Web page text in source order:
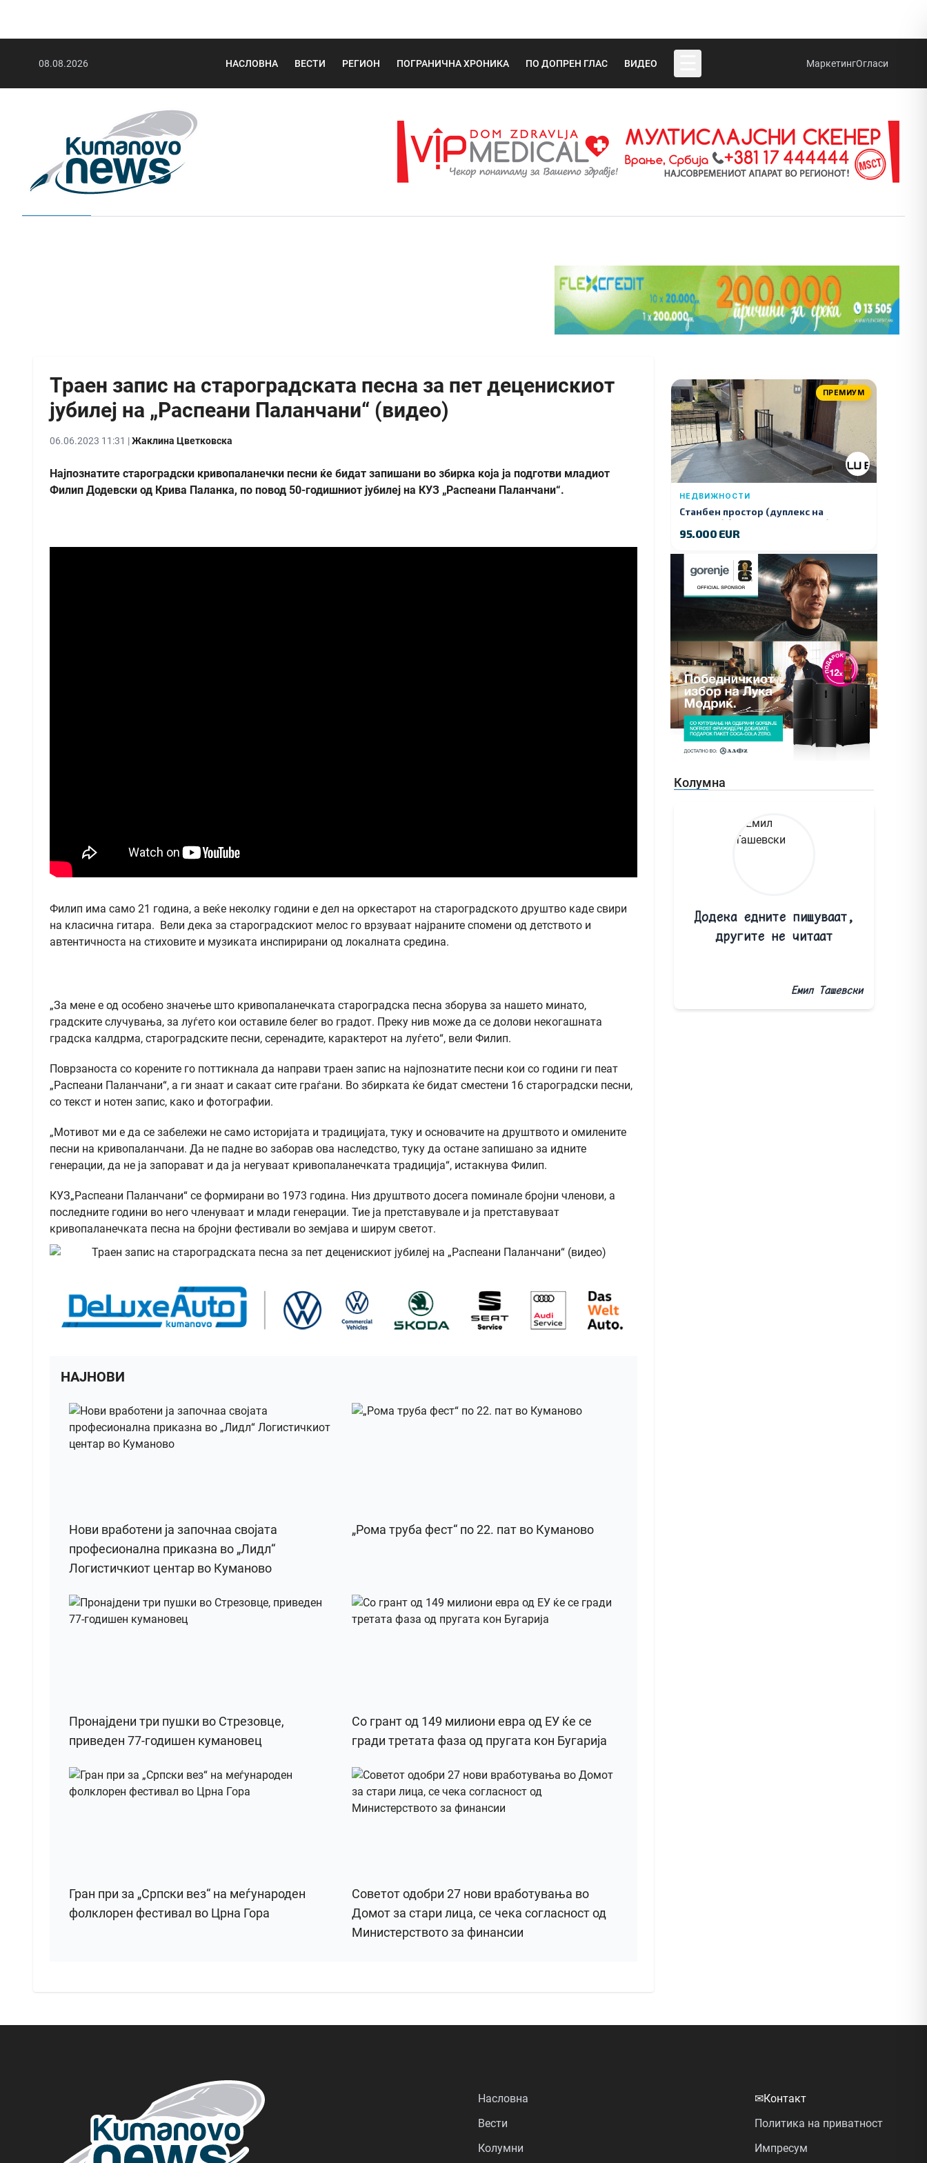
08.08.2026 НАСЛОВНА ВЕСТИ РЕГИОН ПОГРАНИЧНА ХРОНИКА ПО ДОПРЕН ГЛАС ВИДЕО МаркетингОгласи
Траен запис на староградската песна за пет деценискиот
јубилеј на „Распеани Паланчани“ (видео)
06.06.2023 11:31 |Жаклина Цветковска
Најпознатите староградски кривопаланечки песни ќе бидат запишани во збирка која ја подготви младиот
Филип Додевски од Крива Паланка, по повод 50-годишниот јубилеј на КУЗ „Распеани Паланчани“.
Филип има само 21 година, а веќе неколку години е дел на оркестарот на староградското друштво каде свири
на класична гитара. Вели дека за староградскиот мелос го врзуваат најраните спомени од детството и
автентичноста на стиховите и музиката инспирирани од локалната средина.
„За мене е од особено значење што кривопаланечката староградска песна зборува за нашето минато,
градските случувања, за луѓето кои оставиле белег во градот. Преку нив може да се долови некогашната
градска калдрма, староградските песни, серенадите, карактерот на луѓето“, вели Филип.
Поврзаноста со корените го поттикнала да направи траен запис на најпознатите песни кои со години ги пеат
„Распеани Паланчани“, а ги знаат и сакаат сите граѓани. Во збирката ќе бидат сместени 16 староградски песни,
со текст и нотен запис, како и фотографии.
„Мотивот ми е да се забележи не само историјата и традицијата, туку и основачите на друштвото и омилените
песни на кривопаланчани. Да не падне во заборав ова наследство, туку да остане запишано за идните
генерации, да не ја запорават и да ја негуваат кривопаланечката традиција“, истакнува Филип.
КУЗ„Распеани Паланчани“ се формирани во 1973 година. Низ друштвото досега поминале бројни членови, а
последните години во него членуваат и млади генерации. Тие ја претставувале и ја претставуваат
кривопаланечката песна на бројни фестивали во земјава и ширум светот.
НАЈНОВИ
Нови вработени ја започнаа својата
професионална приказна во „Лидл“
Логистичкиот центар во Куманово
„Рома труба фест“ по 22. пат во Куманово
Пронајдени три пушки во Стрезовце,
приведен 77-годишен кумановец
Со грант од 149 милиони евра од ЕУ ќе се
гради третата фаза од пругата кон Бугарија
Гран при за „Српски вез“ на меѓународен
фолклорен фестивал во Црна Гора
Советот одобри 27 нови вработувања во
Домот за стари лица, се чека согласност од
Министерството за финансии
ПРЕМИУМ
НЕДВИЖНОСТИ
Станбен простор (дуплекс на
продажба) – Ул. Стојан Арсов бр. 1,
Куманово
95.000 EUR
Колумна
Додека едните пишуваат,
другите не читаат
Емил Ташевски
Насловна
Вести
Колумни
✉Контакт
Политика на приватност
Импресум